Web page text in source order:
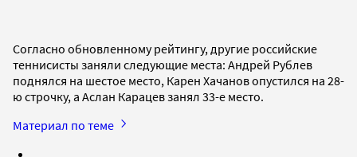
Согласно обновленному рейтингу, другие российские
теннисисты заняли следующие места: Андрей Рублев
поднялся на шестое место, Карен Хачанов опустился на 28-
ю строчку, а Аслан Карацев занял 33-е место.
Материал по теме